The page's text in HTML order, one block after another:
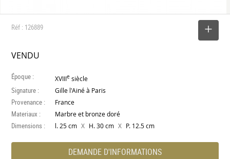
Réf : 126889
VENDU
Époque : XVIIIe siècle
Signature : Gille l'Ainé à Paris
Provenance : France
Materiaux : Marbre et bronze doré
Dimensions : l. 25 cm X H. 30 cm X P. 12.5 cm
DEMANDE D'INFORMATIONS